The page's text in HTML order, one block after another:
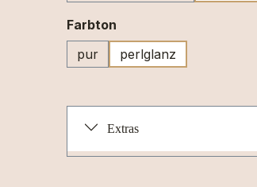
Farbton
pur
perlglanz
Extras